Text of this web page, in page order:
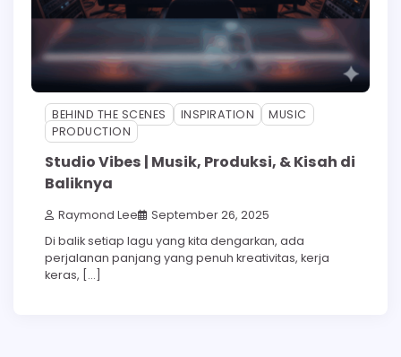
BEHIND THE SCENES INSPIRATION
MUSIC
PRODUCTION
Studio Vibes | Musik, Produksi, & Kisah di
Baliknya
Raymond Lee September 26, 2025
Di balik setiap lagu yang kita dengarkan, ada
perjalanan panjang yang penuh kreativitas, kerja
keras, […]